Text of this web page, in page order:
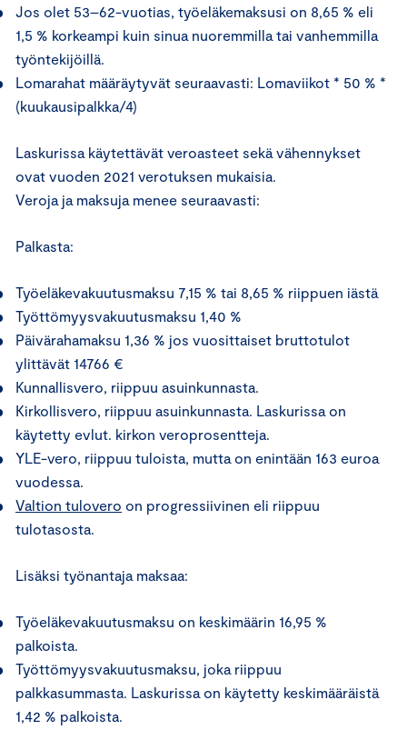
Jos olet 53–62-vuotias, työeläkemaksusi on 8,65 % eli
1,5 % korkeampi kuin sinua nuoremmilla tai vanhemmilla
työntekijöillä.
Lomarahat määräytyvät seuraavasti: Lomaviikot * 50 % *
(kuukausipalkka/4)
Laskurissa käytettävät veroasteet sekä vähennykset
ovat vuoden 2021 verotuksen mukaisia.
Veroja ja maksuja menee seuraavasti:
Palkasta:
Työeläkevakuutusmaksu 7,15 % tai 8,65 % riippuen iästä
Työttömyysvakuutusmaksu 1,40 %
Päivärahamaksu 1,36 % jos vuosittaiset bruttotulot
ylittävät 14766 €
Kunnallisvero, riippuu asuinkunnasta.
Kirkollisvero, riippuu asuinkunnasta. Laskurissa on
käytetty evlut. kirkon veroprosentteja.
YLE-vero, riippuu tuloista, mutta on enintään 163 euroa
vuodessa.
Valtion tulovero on progressiivinen eli riippuu
tulotasosta.
Lisäksi työnantaja maksaa:
Työeläkevakuutusmaksu on keskimäärin 16,95 %
palkoista.
Työttömyysvakuutusmaksu, joka riippuu
palkkasummasta. Laskurissa on käytetty keskimääräistä
1,42 % palkoista.